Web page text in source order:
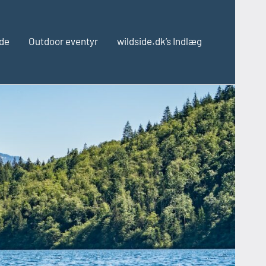
Outdoor eventyr wildside.dk’s Indlæg